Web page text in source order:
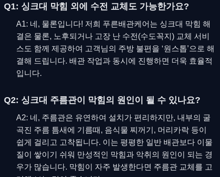
Q1: 싱크대 막힘 외에 수전 교체도 가능한가요?
A1: 네, 물론입니다! 저희 푸른배관케어는 싱크대 막힘 해
결은 물론, 노후되거나 고장 난 수전(수도꼭지) 교체 서비
스도 함께 제공하여 고객님의 주방 불편을 ‘원스톱’으로 해
결해 드립니다. 배관 작업과 동시에 진행하면 더욱 효율적
입니다.
Q2: 싱크대 주름관이 막힘의 원인이 될 수 있나요?
A2: 네, 주름관은 유연하여 설치가 편리하지만, 내부의 굴
곡진 주름 틈새에 기름때, 음식물 찌꺼기, 머리카락 등이
쉽게 걸리고 고착됩니다. 이는 평평한 일반 배관보다 이물
질이 쌓이기 쉬워 만성적인 막힘과 악취의 원인이 되는 경
우가 많습니다. 막힘이 자주 발생한다면 주름관 교체를 고